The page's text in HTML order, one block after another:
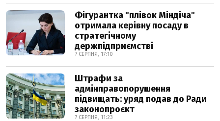
Фігурантка "плівок Міндіча"
отримала керівну посаду в
стратегічному
держпідприємстві
7 СЕРПНЯ, 17:10
Штрафи за
адмінправопорушення
підвищать: уряд подав до Ради
законопроєкт
7 СЕРПНЯ, 11:23